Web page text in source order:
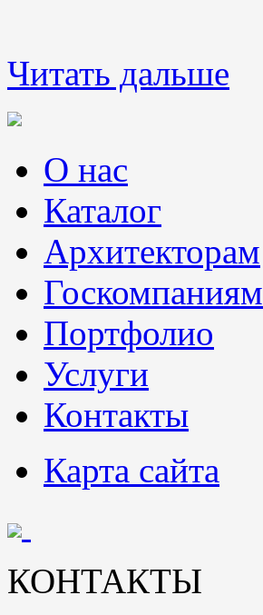
Читать дальше
О нас
Каталог
Архитекторам
Госкомпаниям
Портфолио
Услуги
Контакты
Карта сайта
КОНТАКТЫ